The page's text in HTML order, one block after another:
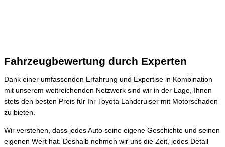
Fahrzeugbewertung durch Experten
Dank einer umfassenden Erfahrung und Expertise in Kombination
mit unserem weitreichenden Netzwerk sind wir in der Lage, Ihnen
stets den besten Preis für Ihr Toyota Landcruiser mit Motorschaden
zu bieten.
Wir verstehen, dass jedes Auto seine eigene Geschichte und seinen
eigenen Wert hat. Deshalb nehmen wir uns die Zeit, jedes Detail